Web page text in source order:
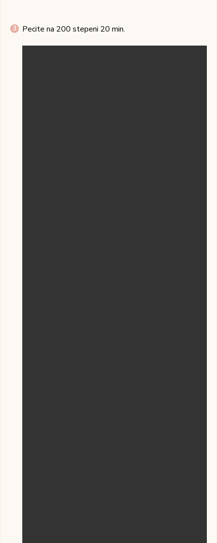
Pecite na 200 stepeni 20 min.